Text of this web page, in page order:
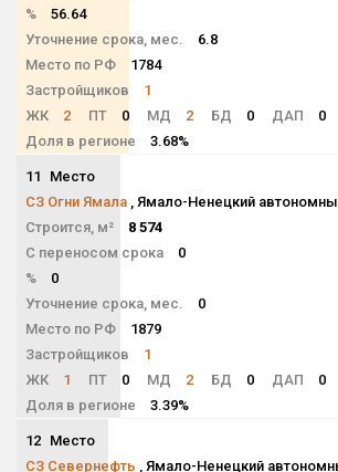
%
56.64
Уточнение срока, мес.
6.8
Место по РФ
1784
Застройщиков
1
ЖК
2 ПТ 0 МД 2 БД 0 ДАП
0
Доля в регионе
3.68%
11
Место
СЗ Огни Ямала , Ямало-Ненецкий
Строится, м²
8 574
С переносом срока
0
%
0
Уточнение срока, мес.
0
Место по РФ
1879
Застройщиков
1
ЖК
1 ПТ 0 МД 2 БД 0 ДАП
0
Доля в регионе
3.39%
12 Место
СЗ Севернефть , Ямало-Ненецкий